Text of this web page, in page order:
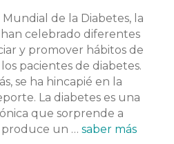
de la Diabetes, la
han celebrado diferentes
y promover hábitos de
pacientes de diabetes.
se ha hincapié en la
La diabetes es una
que sorprende a
produce un … saber más